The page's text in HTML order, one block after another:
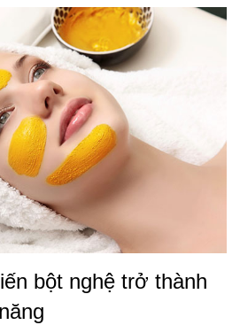
bột nghệ trở thành